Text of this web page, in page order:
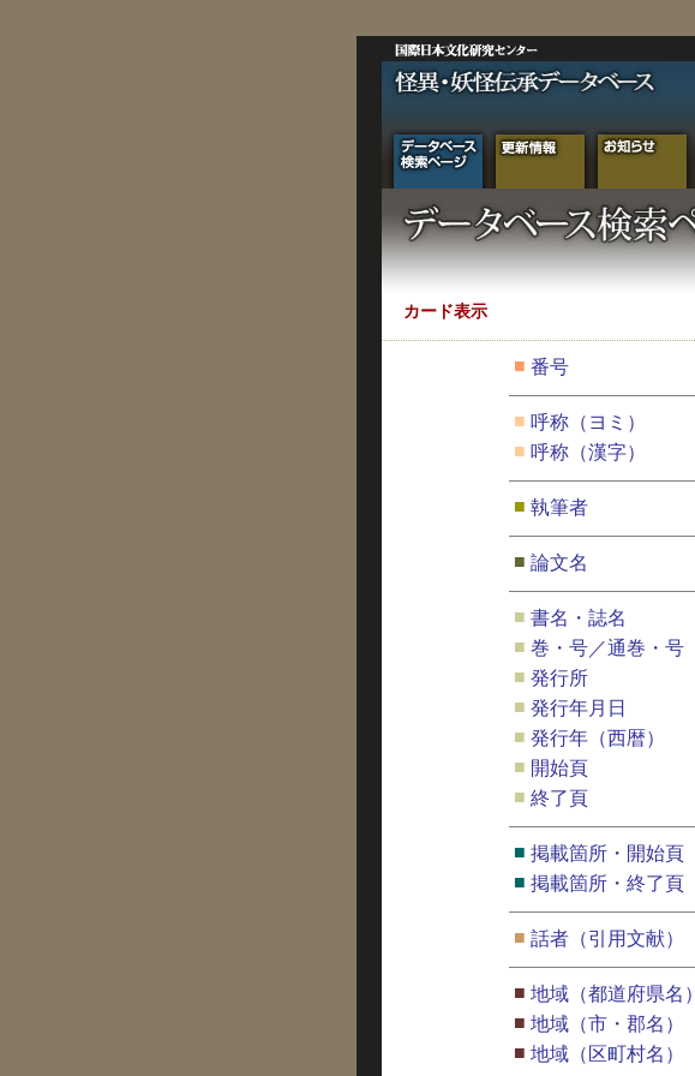
カード表示
■ 番号
■ 呼称（ヨミ）
■ 呼称（漢字）
■ 執筆者
■ 論文名
■ 書名・誌名
■ 巻・号／通巻・号
■ 発行所
■ 発行年月日
■ 発行年（西暦）
■ 開始頁
■ 終了頁
■ 掲載箇所・開始頁
■ 掲載箇所・終了頁
■ 話者（引用文献）
■ 地域（都道府県名）
■ 地域（市・郡名）
■ 地域（区町村名）